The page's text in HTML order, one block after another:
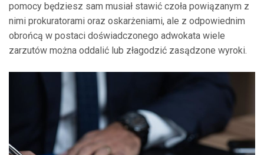
pomocy będziesz sam musiał stawić czoła powiązanym z
nimi prokuratorami oraz oskarżeniami, ale z odpowiednim
obrońcą w postaci doświadczonego adwokata wiele
zarzutów można oddalić lub złagodzić zasądzone wyroki.